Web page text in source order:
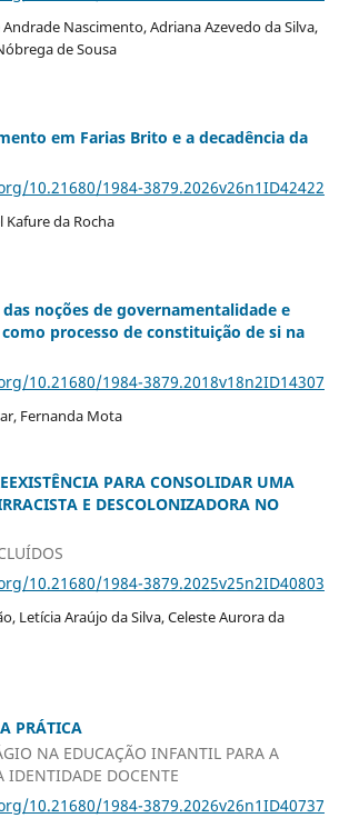
Nascimento, Adriana Azevedo da Silva,
de Sousa
em Farias Brito e a decadência da
10.21680/1984-3879.2026v26n1ID42422
Kafure da Rocha
noções de governamentalidade e
processo de constituição de si na
10.21680/1984-3879.2018v18n2ID14307
Fernanda Mota
PARA CONSOLIDAR UMA
E DESCOLONIZADORA NO
10.21680/1984-3879.2025v25n2ID40803
Letícia Araújo da Silva, Celeste Aurora da
PRÁTICA
NA EDUCAÇÃO INFANTIL PARA A
IDENTIDADE DOCENTE
10.21680/1984-3879.2026v26n1ID40737